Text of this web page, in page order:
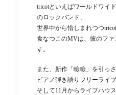
tricotといえばワールドワイ
のロックバンド、
世界中から惜しまれつつ
食なつこのMVは、彼のフ
す。
また、新作「瞼瞼」を引っ
ピアノ弾き語りフリーライ
そして11月からライブハウ